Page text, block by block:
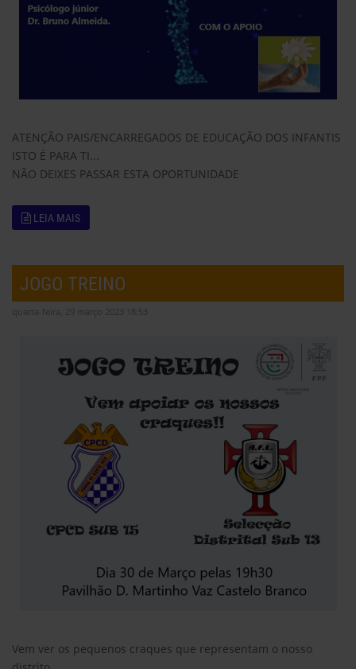
ATENÇÃO PAIS/ENCARREGADOS DE EDUCAÇÃO DOS INFANTIS
ISTO É PARA TI...
NÃO DEIXES PASSAR ESTA OPORTUNIDADE
LEIA MAIS
JOGO TREINO
quarta-feira, 29 março 2023 18:53
Vem ver os pequenos craques que representam o nosso